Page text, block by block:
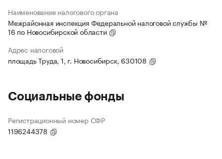
Наименование налогового органа
Межрайонная инспекция Федеральной налоговой службы №
16 по Новосибирской области
Адрес налоговой
площадь Труда, 1, г. Новосибирск, 630108
Социальные фонды
Регистрационный номер СФР
1196244378